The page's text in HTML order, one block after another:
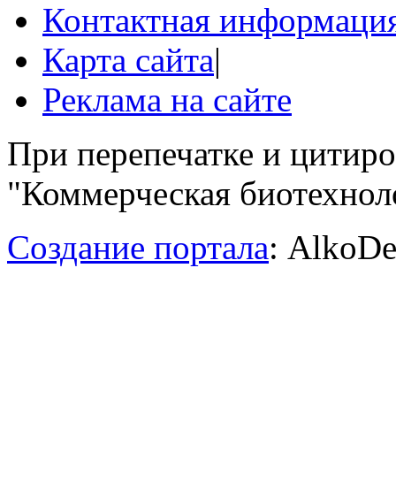
Контактная
Карта сайта|
Реклама на сайте
При перепечатке и
"Коммерческая
Создание портала: